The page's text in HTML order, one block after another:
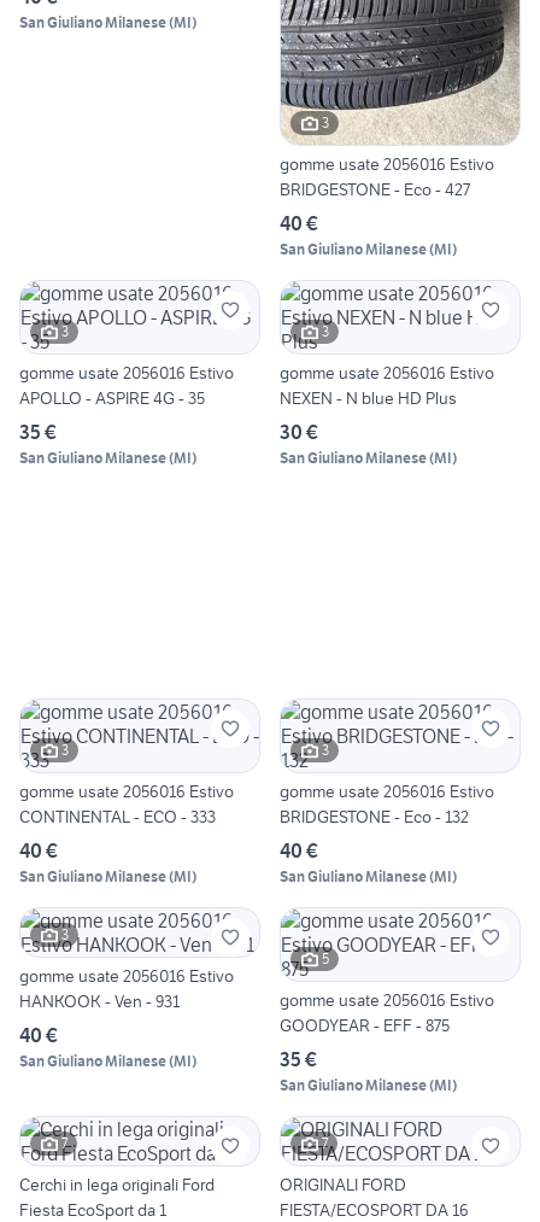
San Giuliano Milanese(MI)
3
gomme usate 2056016 Estivo
BRIDGESTONE - Eco - 427
40 €
San Giuliano Milanese(MI)
3
gomme usate 2056016 Estivo
APOLLO - ASPIRE 4G - 35
35 €
San Giuliano Milanese(MI)
3
gomme usate 2056016 Estivo
NEXEN - N blue HD Plus
30 €
San Giuliano Milanese(MI)
3
gomme usate 2056016 Estivo
CONTINENTAL - ECO - 333
40 €
San Giuliano Milanese(MI)
3
gomme usate 2056016 Estivo
BRIDGESTONE - Eco - 132
40 €
San Giuliano Milanese(MI)
3
gomme usate 2056016 Estivo
HANKOOK - Ven - 931
40 €
San Giuliano Milanese(MI)
5
gomme usate 2056016 Estivo
GOODYEAR - EFF - 875
35 €
San Giuliano Milanese(MI)
7
Cerchi in lega originali Ford
Fiesta EcoSport da 1
7
ORIGINALI FORD
FIESTA/ECOSPORT DA 16